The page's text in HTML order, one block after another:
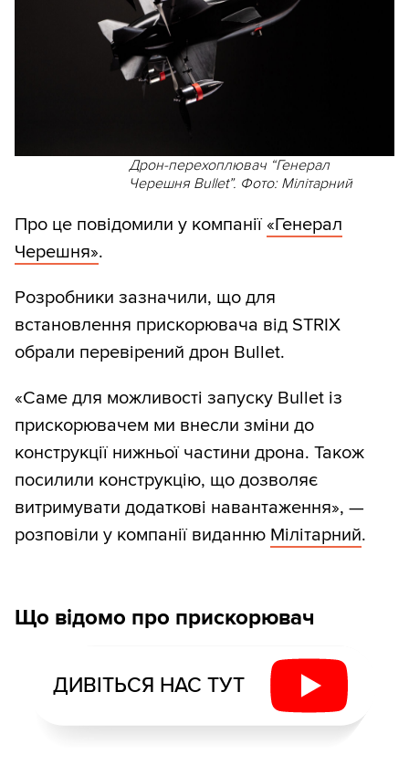
Дрон-перехоплювач “Генерал
Черешня Bullet”. Фото: Мілітарний
Про це повідомили у компанії«Генерал
Черешня».
Розробники зазначили, що для
встановлення прискорювача від STRIX
обрали перевірений дрон Bullet.
«Саме для можливості запуску Bullet із
прискорювачем ми внесли зміни до
конструкції нижньої частини дрона. Також
посилили конструкцію, що дозволяє
витримувати додаткові навантаження», —
розповіли у компанії виданню Мілітарний.
Що відомо про прискорювач
ДИВІТЬСЯ НАС ТУТ